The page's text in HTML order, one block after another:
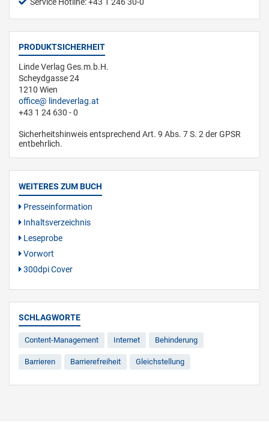
Service Hotline: +43 1 246 30-0
PRODUKTSICHERHEIT
Linde Verlag Ges.m.b.H.
Scheydgasse 24
1210 Wien
office
lindeverlag.at
+43 1 24 630 - 0
Sicherheitshinweis entsprechend Art. 9 Abs. 7 S. 2 der GPSR
entbehrlich.
WEITERES ZUM BUCH
Presseinformation
Inhaltsverzeichnis
Leseprobe
Vorwort
300dpi Cover
SCHLAGWORTE
Content-Management Internet Behinderung
Barrieren Barrierefreiheit Gleichstellung